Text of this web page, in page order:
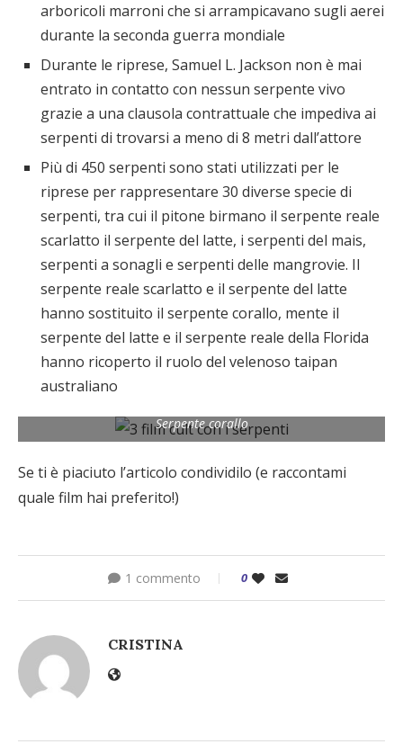
arboricoli marroni che si arrampicavano sugli aerei
durante la seconda guerra mondiale
Durante le riprese, Samuel L. Jackson non è mai
entrato in contatto con nessun serpente vivo
grazie a una clausola contrattuale che impediva ai
serpenti di trovarsi a meno di 8 metri dall’attore
Più di 450 serpenti sono stati utilizzati per le
riprese per rappresentare 30 diverse specie di
serpenti, tra cui il pitone birmano il serpente reale
scarlatto il serpente del latte, i serpenti del mais,
serpenti a sonagli e serpenti delle mangrovie. Il
serpente reale scarlatto e il serpente del latte
hanno sostituito il serpente corallo, mente il
serpente del latte e il serpente reale della Florida
hanno ricoperto il ruolo del velenoso taipan
australiano
Serpente corallo
Se ti è piaciuto l’articolo condividilo (e raccontami
quale film hai preferito!)
1 commento 0
CRISTINA